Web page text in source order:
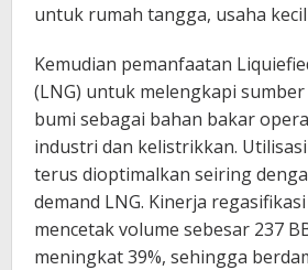
untuk rumah tangga, usaha
Kemudian pemanfaatan
(LNG) untuk melengkapi
bumi sebagai bahan bakar
industri dan kelistrikkan.
terus dioptimalkan seiring
demand LNG. Kinerja
mencetak volume sebesar 237
meningkat 39%, sehingga